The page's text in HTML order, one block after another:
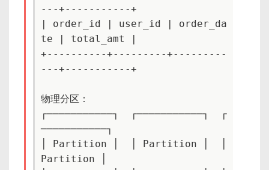
---+-----------+
| order_id | user_id | order_da
te | total_amt |
+----------+---------+---------
---+-----------+
物理分区：
┌───────────┐  ┌───────────┐  ┌
───────────┐
│ Partition │  │ Partition │  │
Partition │